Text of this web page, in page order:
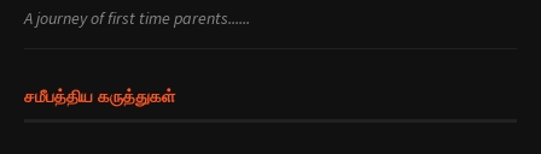
A journey of first time parents......
சமீபத்திய கருத்துகள்